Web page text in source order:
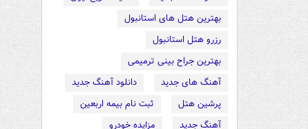
بهترین هتل های استانبول
رزرو هتل استانبول
بهترین جراح بینی ترمیمی
آهنگ های جدید
دانلود آهنگ جدید
پرشین هتل
ثبت نام بیمه اربعین
آهنگ جدید
مزایده خودرو